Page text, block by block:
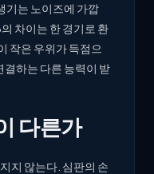
기는 노이즈에 가깝
차이는 한 경기로 환
작은 우위가 득점으
결하는 다른 능력이 받
다른가
지 않는다. 심판의 손